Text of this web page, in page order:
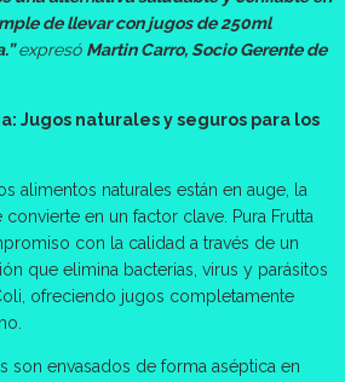
de llevar con jugos de 250ml
expresó Martin Carro, Socio Gerente de
Jugos naturales y seguros para los
alimentos naturales están en auge, la
en un factor clave. Pura Frutta
con la calidad a través de un
que elimina bacterias, virus y parásitos
ofreciendo jugos completamente
son envasados de forma aséptica en